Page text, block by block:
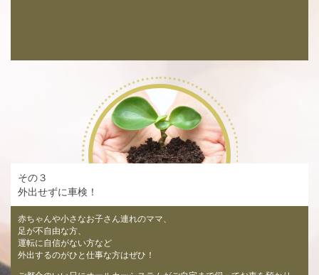
その３
外出せずに車検！
赤ちゃんや小さなお子さん連れのママ、
足が不自由な方、
運転に自信がない方など
外出するのがひと仕事な方はぜひ！